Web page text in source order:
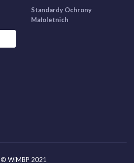
Standardy Ochrony
Małoletnich
© WiMBP 2021